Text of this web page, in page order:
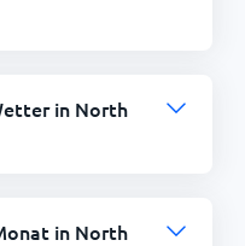
in North
in North